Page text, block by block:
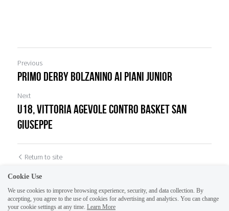
Previous
Primo derby bolzanino ai Piani Junior
Next
U18, vittoria agevole contro Basket San
Giuseppe
Return to site
Cookie Use
We use cookies to improve browsing experience, security, and data collection. By
accepting, you agree to the use of cookies for advertising and analytics. You can change
your cookie settings at any time. Learn More